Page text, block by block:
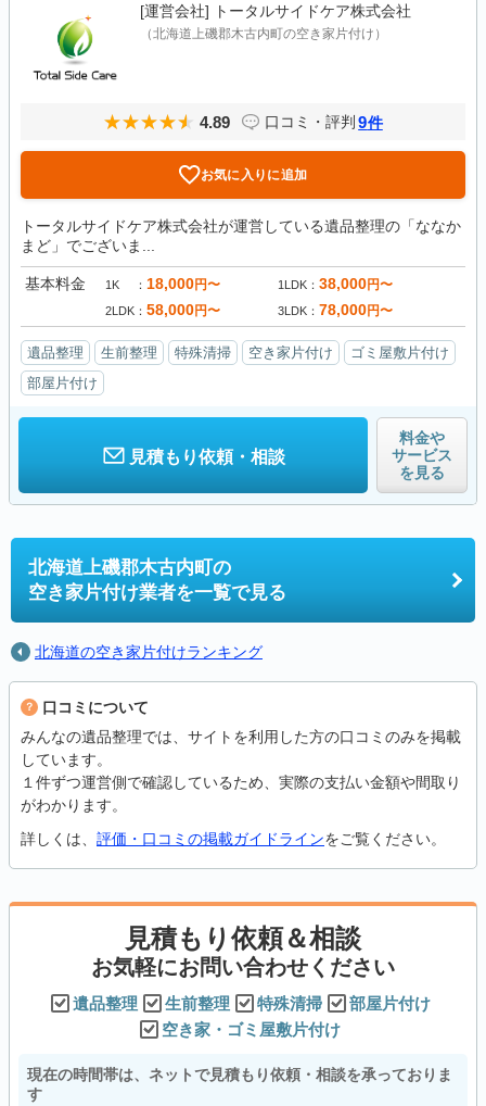
[運営会社] トータルサイドケア株式会社
（北海道上磯郡木古内町の空き家片付け）
4.89 口コミ・評判 9件
お気に入りに追加
トータルサイドケア株式会社が運営している遺品整理の「ななか
まど」でございま...
基本料金 1K 18,000円〜 1LDK 38,000円〜
2LDK 58,000円〜 3LDK 78,000円〜
遺品整理 生前整理 特殊清掃 空き家片付け
ゴミ屋敷片付け
部屋片付け
見積もり依頼・相談
料金や
サービス
を見る
北海道上磯郡木古内町の
空き家片付け業者を一覧で見る
北海道の空き家片付けランキング
口コミについて
みんなの遺品整理では、サイトを利用した方の口コミのみを掲載
しています。
１件ずつ運営側で確認しているため、実際の支払い金額や間取り
がわかります。
詳しくは、 評価・口コミの掲載ガイドラインをご覧ください。
見積もり依頼＆相談
お気軽にお問い合わせください
遺品整理 生前整理 特殊清掃
部屋片付け
空き家・ゴミ屋敷片付け
現在の時間帯は、ネットで見積もり依頼・相談を承っておりま
す